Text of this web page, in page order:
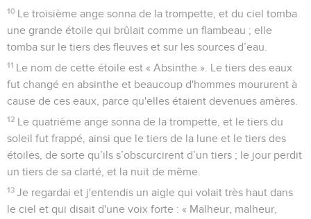
10 Le troisième ange sonna de la trompette, et du ciel tomba
une grande étoile qui brûlait comme un flambeau ; elle
tomba sur le tiers des fleuves et sur les sources d’eau.
11 Le nom de cette étoile est « Absinthe ». Le tiers des eaux
fut changé en absinthe et beaucoup d'hommes moururent à
cause de ces eaux, parce qu'elles étaient devenues amères.
12 Le quatrième ange sonna de la trompette, et le tiers du
soleil fut frappé, ainsi que le tiers de la lune et le tiers des
étoiles, de sorte qu’ils s’obscurcirent d’un tiers ; le jour perdit
un tiers de sa clarté, et la nuit de même.
13 Je regardai et j'entendis un aigle qui volait très haut dans
le ciel et qui disait d'une voix forte : « Malheur, malheur,